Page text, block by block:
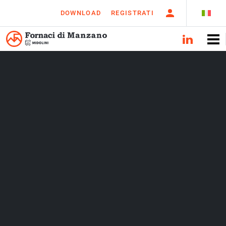
DOWNLOAD REGISTRATI